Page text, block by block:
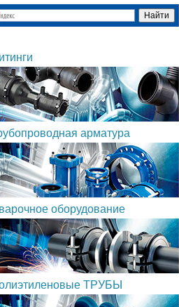
арматура
оборудование
ТРУБЫ